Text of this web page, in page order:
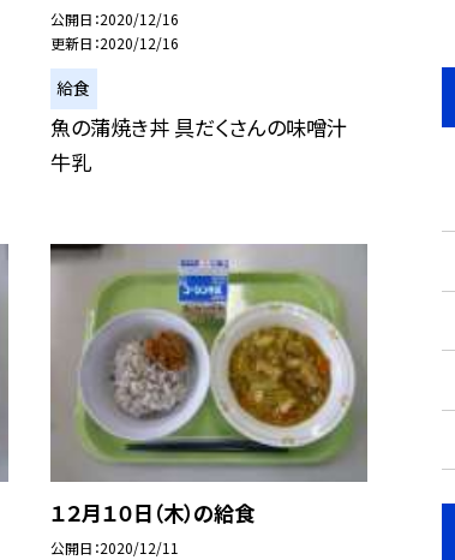
公開日 2020/12/16
更新日 2020/12/16
給食
魚の蒲焼き丼 具だくさんの味噌汁
牛乳
１２月１０日（木）の給食
公開日 2020/12/11